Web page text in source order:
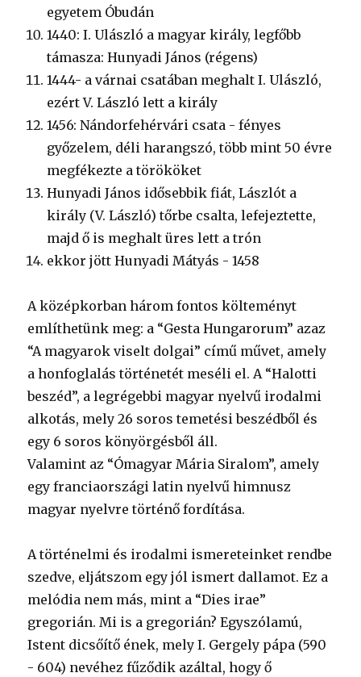
egyetem Óbudán
1440: I. Ulászló a magyar király, legfőbb
támasza: Hunyadi János (régens)
1444- a várnai csatában meghalt I. Ulászló,
ezért V. László lett a király
1456: Nándorfehérvári csata - fényes
győzelem, déli harangszó, több mint 50 évre
megfékezte a törököket
Hunyadi János idősebbik fiát, Lászlót a
király (V. László) tőrbe csalta, lefejeztette,
majd ő is meghalt üres lett a trón
ekkor jött Hunyadi Mátyás - 1458
A középkorban három fontos költeményt
említhetünk meg: a “Gesta Hungarorum” azaz
“A magyarok viselt dolgai” című művet, amely
a honfoglalás történetét meséli el. A “Halotti
beszéd”, a legrégebbi magyar nyelvű irodalmi
alkotás, mely 26 soros temetési beszédből és
egy 6 soros könyörgésből áll.
Valamint az “Ómagyar Mária Siralom”, amely
egy franciaországi latin nyelvű himnusz
magyar nyelvre történő fordítása.
A történelmi és irodalmi ismereteinket rendbe
szedve, eljátszom egy jól ismert dallamot. Ez a
melódia nem más, mint a “Dies irae”
gregorián. Mi is a gregorián? Egyszólamú,
Istent dicsőítő ének, mely I. Gergely pápa (590
- 604) nevéhez fűződik azáltal, hogy ő